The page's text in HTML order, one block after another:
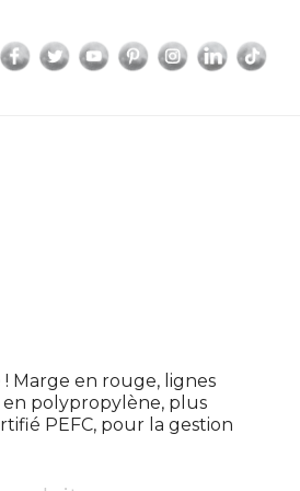
Facebook
TwitterYouTubePinterestInstagram
Marge en rouge, lignes
polypropylène, plus
PEFC, pour la gestion